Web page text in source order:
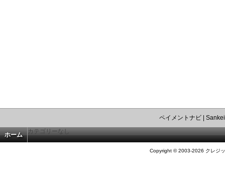
ペイメントナビ|
ホーム カテゴリーなし
Copyright © 2003-2026 クレジ